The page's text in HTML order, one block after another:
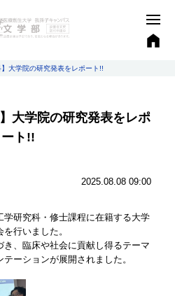
】大学院の研究発表をレポート!!
大学院の研究発表をレポ
ート!!
2025.08.08 09:00
研究科・修士課程に在籍する大学
行いました。
、臨床や社会に貢献し得るテーマ
ーションが展開されました。